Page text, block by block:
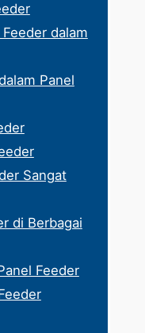
dalam
Panel
Sangat
di Berbagai
Feeder